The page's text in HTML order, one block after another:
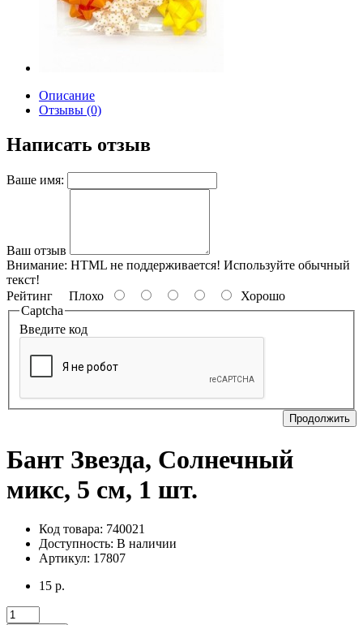
Описание
Отзывы (0)
Написать отзыв
Ваше имя:
Ваш отзыв
Внимание: HTML не поддерживается! Используйте обычный
текст!
Рейтинг Плохо
Хорошо
Captcha
Введите код
Продолжить
Бант Звезда, Солнечный
микс, 5 см, 1 шт.
Код товара: 740021
Доступность: В наличии
Артикул: 17807
15 р.